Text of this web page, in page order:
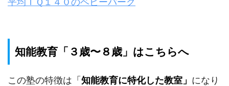
平均ＩＱ１４０のベビーパーク
知能教育「３歳〜８歳」はこちらへ
この塾の特徴は 「 知能教育に特化した教室 」 になり